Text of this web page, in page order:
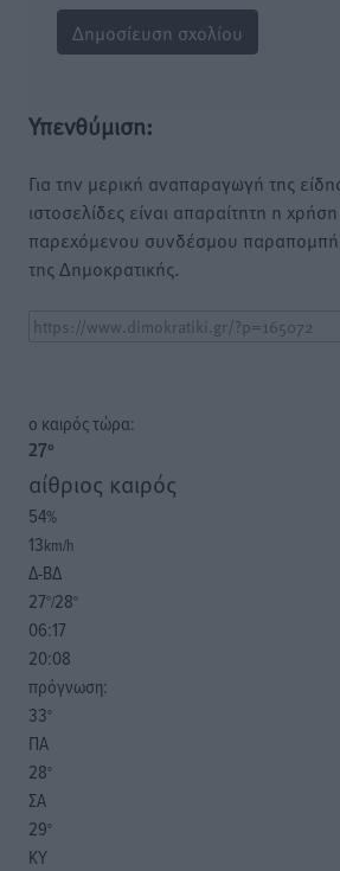
Υπενθύμιση:
Για την μερική αναπαραγωγή της
ιστοσελίδες είναι απαραίτητη η
παρεχόμενου συνδέσμου
της Δημοκρατικής.
o καιρός τώρα:
27°
αίθριος καιρός
54%
13km/h
Δ-ΒΔ
27°/28°
06:17
20:08
πρόγνωση:
33°
ΠΑ
28°
ΣΑ
29°
ΚΥ